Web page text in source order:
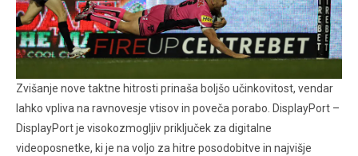
Zvišanje nove taktne hitrosti prinaša boljšo učinkovitost, vendar
lahko vpliva na ravnovesje vtisov in poveča porabo. DisplayPort –
DisplayPort je visokozmogljiv priključek za digitalne
videoposnetke, ki je na voljo za hitre posodobitve in najvišje